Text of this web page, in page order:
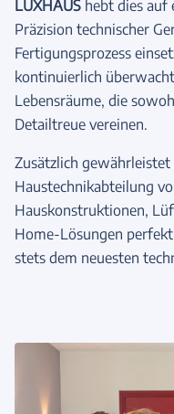
LUXHAUS hebt dies auf
Präzision technischer
Fertigungsprozess
kontinuierlich
Lebensräume, die
Detailtreue vereinen.
Zusätzlich
Haustechnikabteilung
Hauskonstruktionen,
Home-Lösungen
stets dem neuesten